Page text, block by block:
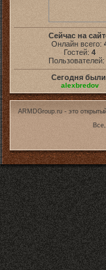
Сейчас на
Онлайн всего:
Гостей: 4
Пользователей:
Сегодня были
alexbredov
ARMDGroup.ru - это